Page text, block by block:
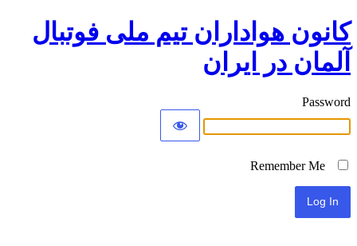
کانون هواداران تیم ملی فوتبال
آلمان در ایران
Password
Remember Me